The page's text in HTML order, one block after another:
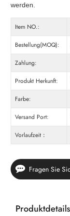
werden.
Item NO.:
Bestellung(MOQ):
Zahlung:
Produkt Herkunft:
Farbe:
Versand Port:
Vorlaufzeit：
Fragen Sie
Produktdetails